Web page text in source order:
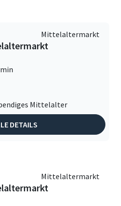
Mittelaltermarkt
Mittelalter
DETAILS
Mittelaltermarkt